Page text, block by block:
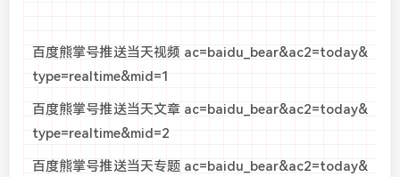
百度熊掌号推送当天视频 ac=baidu_bear&ac2=today&
type=realtime&mid=1
百度熊掌号推送当天文章 ac=baidu_bear&ac2=today&
type=realtime&mid=2
百度熊掌号推送当天专题 ac=baidu_bear&ac2=today&